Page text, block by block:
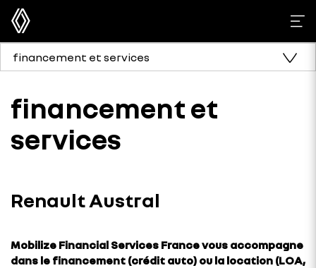
financement et services
financement et
services
Renault Austral
Mobilize Financial Services France vous accompagne
dans le financement (crédit auto) ou la location (LOA,